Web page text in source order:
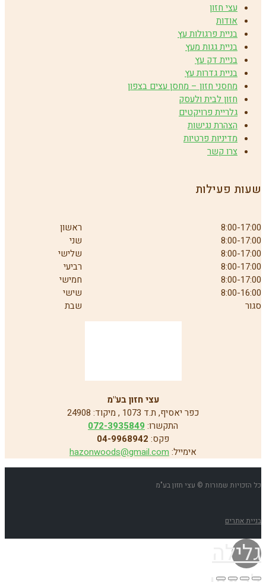
עצי חזון
אודות
בניית פרגולות עץ
בניית גגות מעץ
בניית דק עץ
בניית גדרות עץ
מחסני חזון – מחסן עצים בצפון
חזון לבית ולעסק
גלריית פרויקטים
הצהרת נגישות
מדיניות פרטיות
צרו קשר
שעות פעילות
ראשון
8:00-17:00
שני
8:00-17:00
שלישי
8:00-17:00
רביעי
8:00-17:00
חמישי
8:00-17:00
שישי
8:00-16:00
שבת
סגור
עצי חזון בע"מ
כפר יאסיף, ת.ד 1073 , מיקוד: 24908
התקשרו: 072-3935849
פקס: 04-9968942
אימייל: hazonwoods@gmail.com
כל הזכויות שמורות © עצי חזון בע"מ
בניית אתרים
גלילה